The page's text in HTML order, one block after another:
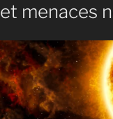
et menaces